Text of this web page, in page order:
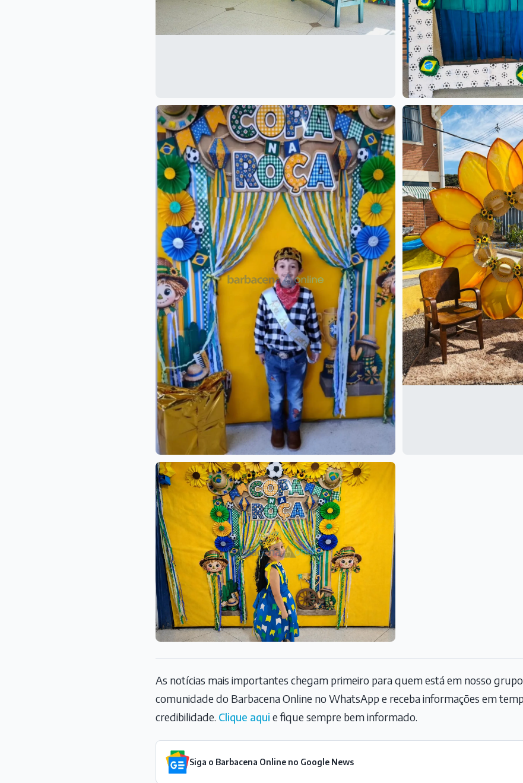
As notícias mais importantes chegam primeiro para quem está em nosso
comunidade do Barbacena Online no WhatsApp e receba informações em
credibilidade. Clique aqui e fique sempre bem informado.
Siga o Barbacena Online no Google News